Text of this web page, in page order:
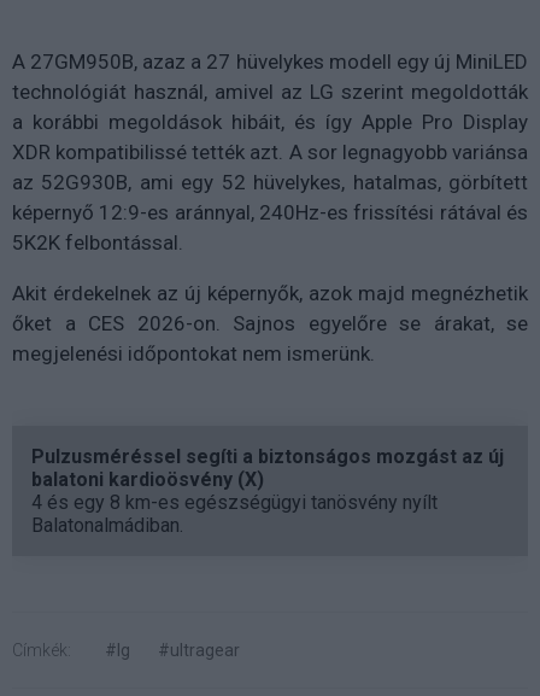
A 27GM950B, azaz a 27 hüvelykes modell egy új MiniLED
technológiát használ, amivel az LG szerint megoldották
a korábbi megoldások hibáit, és így Apple Pro Display
XDR kompatibilissé tették azt. A sor legnagyobb variánsa
az 52G930B, ami egy 52 hüvelykes, hatalmas, görbített
képernyő 12:9-es aránnyal, 240Hz-es frissítési rátával és
5K2K felbontással.
Akit érdekelnek az új képernyők, azok majd megnézhetik
őket a CES 2026-on. Sajnos egyelőre se árakat, se
megjelenési időpontokat nem ismerünk.
Pulzusméréssel segíti a biztonságos mozgást az új
balatoni kardioösvény (X)
4 és egy 8 km-es egészségügyi tanösvény nyílt
Balatonalmádiban.
Címkék: #lg #ultragear